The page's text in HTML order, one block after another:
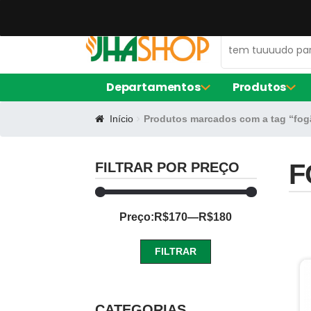
Departamentos
AMACIADOR DE CARNE
BALCÃO DE SERVIÇO
CERVEJEIRA
FORNO
MÁQUINA
Produtos
Início Produtos marcados com a tag
FILTRAR POR PREÇO
FILTRAR
Preço: R$170—R$180